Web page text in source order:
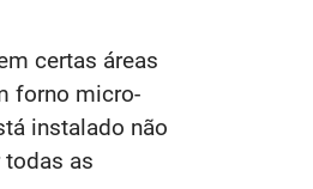
certas áreas
forno micro-
instalado não
todas as